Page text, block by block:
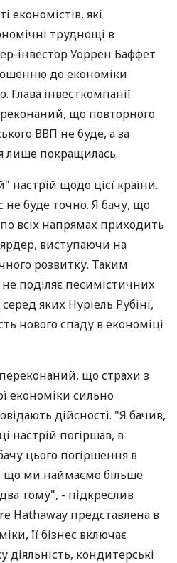
економістів, які
труднощі в
інвестор Уоррен Баффет
до економіки
інвесткомпанії
що повторного
ВВП не буде, а за
лише покращилась.
щодо цієї країни.
не буде точно. Я бачу, що
всіх напрямах приходить
виступаючи на
розвитку. Таким
поділяє песимістичних
яких Нуріель Рубіні,
нового спаду в економіці
що страхи з
економіки сильно
дійсності. "Я бачив,
настрій погіршав, в
цього погіршення в
що ми наймаємо більше
тому", - підкреслив
Hathaway представлена в
її бізнес включає
діяльність, кондитерські